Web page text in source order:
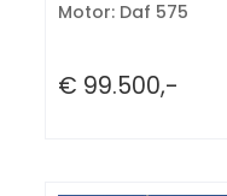
Motor: Daf 575
€ 99.500,-